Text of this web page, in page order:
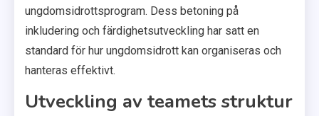
ungdomsidrottsprogram. Dess betoning på
inkludering och färdighetsutveckling har satt en
standard för hur ungdomsidrott kan organiseras och
hanteras effektivt.
Utveckling av teamets struktur